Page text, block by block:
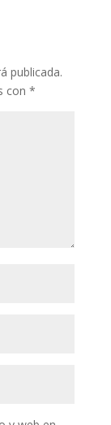
publicada.
con *